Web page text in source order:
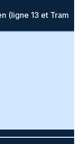
(ligne 13 et Tram